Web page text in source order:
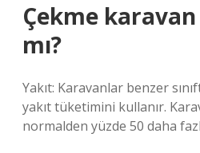
Çekme
mı?
Yakıt: Karavanlar benzer
yakıt tüketimini kullanır.
normalden yüzde 50 daha